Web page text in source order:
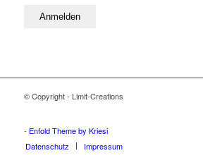
© Copyright - Limit-Creations
- Enfold Theme by Kriesi
Datenschutz
Impressum